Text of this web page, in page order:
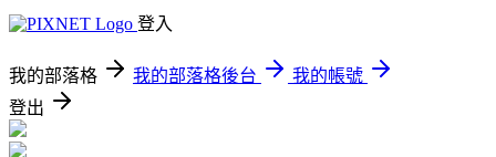
登入
我的部落格 我的部落格後台
我的帳號
登出